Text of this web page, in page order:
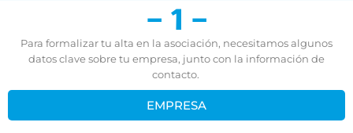
- 1 -
Para formalizar tu alta en la asociación, necesitamos algunos
datos clave sobre tu empresa, junto con la información de
contacto.
EMPRESA